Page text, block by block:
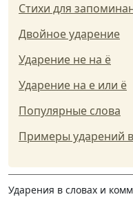
Стихи для
Двойное ударение
Ударение не на ё
Ударение на е или ё
Популярные слова
Примеры ударений
Ударения в словах и